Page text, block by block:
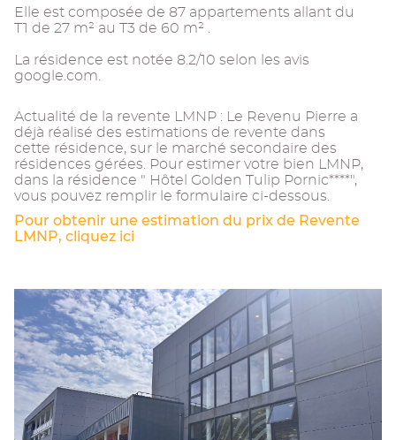
Elle est composée de 87 appartements allant du
T1 de 27 m² au T3 de 60 m² .
La résidence est notée 8.2/10 selon les avis
google.com.
Actualité de la revente LMNP : Le Revenu Pierre a
déjà réalisé des estimations de revente dans
cette résidence, sur le marché secondaire des
résidences gérées. Pour estimer votre bien LMNP,
dans la résidence " Hôtel Golden Tulip Pornic****",
vous pouvez remplir le formulaire ci-dessous.
Pour obtenir une estimation du prix de Revente
LMNP, cliquez ici